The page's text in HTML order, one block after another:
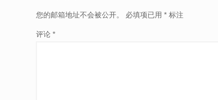
您的邮箱地址不会被公开。 必填项已用 * 标注
评论 *